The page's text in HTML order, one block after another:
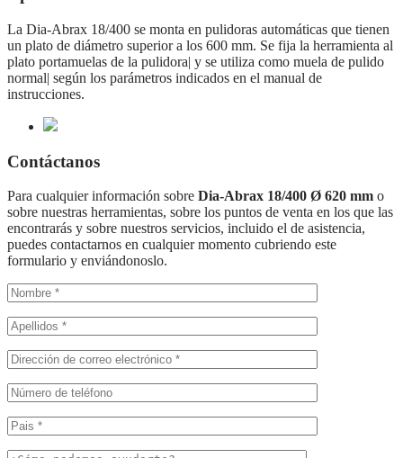
La Dia-Abrax 18/400 se monta en pulidoras automáticas que tienen
un plato de diámetro superior a los 600 mm. Se fija la herramienta al
plato portamuelas de la pulidora| y se utiliza como muela de pulido
normal| según los parámetros indicados en el manual de
instrucciones.
Contáctanos
Para cualquier información sobre Dia-Abrax 18/400 Ø 620 mm o
sobre nuestras herramientas, sobre los puntos de venta en los que las
encontrarás y sobre nuestros servicios, incluido el de asistencia,
puedes contactarnos en cualquier momento cubriendo este
formulario y enviándonoslo.